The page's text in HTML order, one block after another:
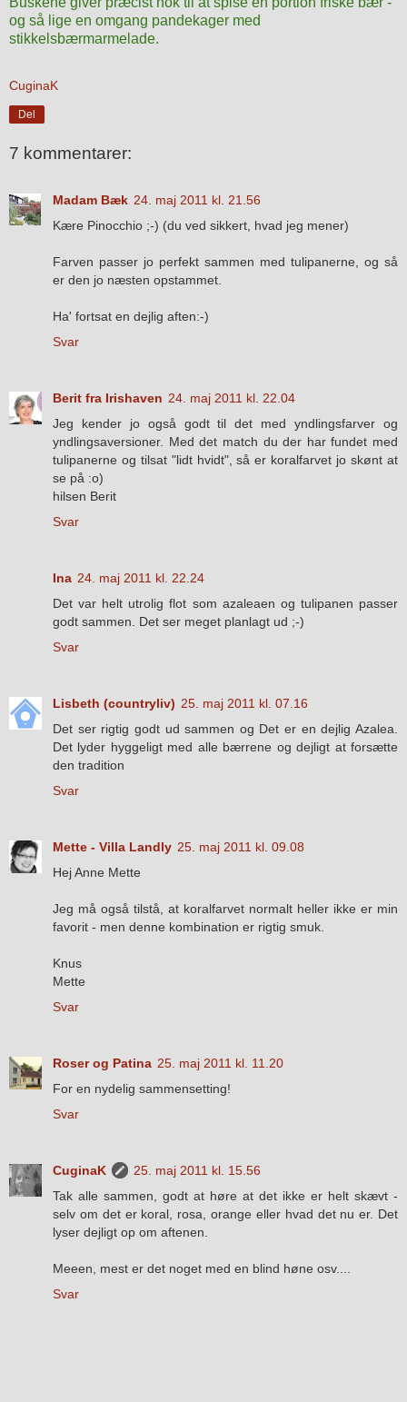
og så lige en omgang pandekager med
stikkelsbærmarmelade.
CuginaK
Del
7 kommentarer:
Madam Bæk 24. maj 2011 kl. 21.56
Kære Pinocchio ;-) (du ved sikkert, hvad jeg mener)
Farven passer jo perfekt sammen med tulipanerne, og så
er den jo næsten opstammet.
Ha' fortsat en dejlig aften:-)
Svar
Berit fra Irishaven 24. maj 2011 kl. 22.04
Jeg kender jo også godt til det med yndlingsfarver og
yndlingsaversioner. Med det match du der har fundet med
tulipanerne og tilsat "lidt hvidt", så er koralfarvet jo skønt at
se på :o)
hilsen Berit
Svar
Ina 24. maj 2011 kl. 22.24
Det var helt utrolig flot som azaleaen og tulipanen passer
godt sammen. Det ser meget planlagt ud ;-)
Svar
Lisbeth (countryliv) 25. maj 2011 kl. 07.16
Det ser rigtig godt ud sammen og Det er en dejlig Azalea.
Det lyder hyggeligt med alle bærrene og dejligt at forsætte
den tradition
Svar
Mette - Villa Landly 25. maj 2011 kl. 09.08
Hej Anne Mette
Jeg må også tilstå, at koralfarvet normalt heller ikke er min
favorit - men denne kombination er rigtig smuk.
Knus
Mette
Svar
Roser og Patina 25. maj 2011 kl. 11.20
For en nydelig sammensetting!
Svar
CuginaK
25. maj 2011 kl. 15.56
Tak alle sammen, godt at høre at det ikke er helt skævt -
selv om det er koral, rosa, orange eller hvad det nu er. Det
lyser dejligt op om aftenen.
Meeen, mest er det noget med en blind høne osv....
Svar